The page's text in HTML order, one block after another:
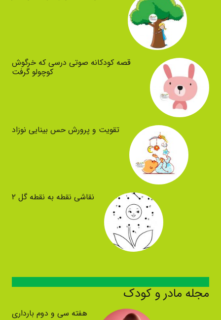
قصه کودکانه صوتی درسی که خرگوش
کوچولو گرفت
تقویت و پرورش حس بینایی نوزاد
نقاشی نقطه به نقطه گل ۲
مجله مادر و کودک
هفته سی و دوم بارداری